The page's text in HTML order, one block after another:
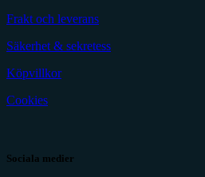
Frakt och leverans
Säkerhet & sekretess
Köpvillkor
Cookies
Sociala medier